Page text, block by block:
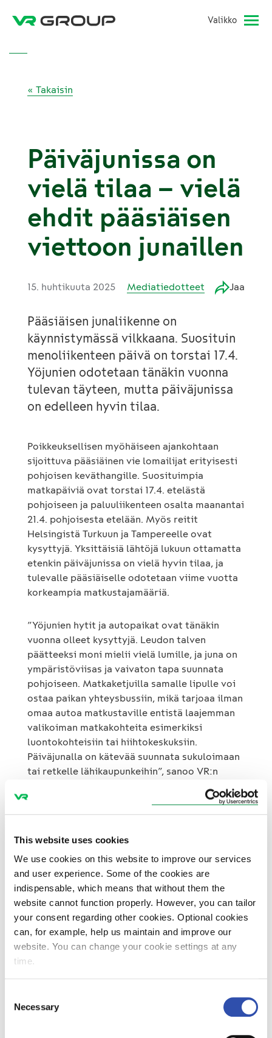
This website uses cookies
We use cookies on this website to improve our services
and user experience. Some of the cookies are
indispensable, which means that without them the
website cannot function properly. However, you can tailor
your consent regarding other cookies. Optional cookies
can, for example, help us maintain and improve our
website. You can change your cookie settings at any
time.
Selection
Necessary
Valikko
« Takaisin
Päiväjunissa on
vielä tilaa – vielä
ehdit pääsiäisen
viettoon junaillen
15. huhtikuuta 2025 Mediatiedotteet Jaa
Pääsiäisen junaliikenne on
käynnistymässä vilkkaana. Suosituin
menoliikenteen päivä on torstai 17.4.
Yöjunien odotetaan tänäkin vuonna
tulevan täyteen, mutta päiväjunissa
on edelleen hyvin tilaa.
Poikkeuksellisen myöhäiseen ajankohtaan
sijoittuva pääsiäinen vie lomailijat erityisesti
pohjoisen keväthangille. Suosituimpia
matkapäiviä ovat torstai 17.4. etelästä
pohjoiseen ja paluuliikenteen osalta maanantai
21.4. pohjoisesta etelään. Myös reitit
Helsingistä Turkuun ja Tampereelle ovat
kysyttyjä. Yksittäisiä lähtöjä lukuun ottamatta
etenkin päiväjunissa on vielä hyvin tilaa, ja
tulevalle pääsiäiselle odotetaan viime vuotta
korkeampia matkustajamääriä.
”Yöjunien hytit ja autopaikat ovat tänäkin
vuonna olleet kysyttyjä. Leudon talven
päätteeksi moni mielii vielä lumille, ja juna on
ympäristöviisas ja vaivaton tapa suunnata
pohjoiseen. Matkaketjuilla samalle lipulle voi
ostaa paikan yhteysbussiin, mikä tarjoaa ilman
omaa autoa matkustaville entistä laajemman
valikoiman matkakohteita esimerkiksi
luontokohteisiin tai hiihtokeskuksiin.
Päiväjunalla on kätevää suunnata sukuloimaan
tai retkelle lähikaupunkeihin”, sanoo VR:n
Kaukoliikenteen yhteysbussien lippuja voi
haluamaltaan lähtöasemalta perille
kohteeseen, jolloin osa matkasta taittuu
junalla ja osa bussilla. Matkahaku näyttää
parhaan junayhteyden sekä tarjoaa
mahdollisuuden lisätä bussimatkan samalle
tilaukselle.
Herkkuyllätyksiä pääsiäisen
VR ilahduttaa menoliikenteen matkustajia